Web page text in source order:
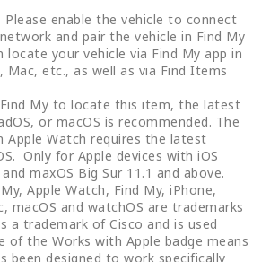
enable the vehicle to connect
and pair the vehicle in Find My
locate your vehicle via Find My app in
Mac, etc., as well as via Find Items
My to locate this item, the latest
or macOS is recommended. The
Apple Watch requires the latest
Only for Apple devices with iOS
maxOS Big Sur 11.1 and above.
Apple Watch, Find My, iPhone,
macOS and watchOS are trademarks
a trademark of Cisco and is used
of the Works with Apple badge means
been designed to work specifically